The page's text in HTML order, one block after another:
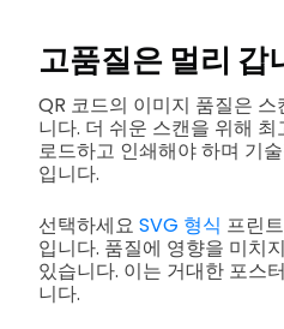
고품질은 멀리 갑
QR 코드의 이미지 품질은
니다. 더 쉬운 스캔을 위해
로드하고 인쇄해야 하며 기
입니다.
선택하세요 SVG 형식 프린
입니다. 품질에 영향을 미치
있습니다. 이는 거대한 포스
니다.